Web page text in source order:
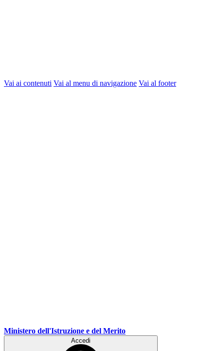
Vai ai contenuti Vai al menu di navigazione Vai al footer
Ministero dell'Istruzione e del Merito
Accedi